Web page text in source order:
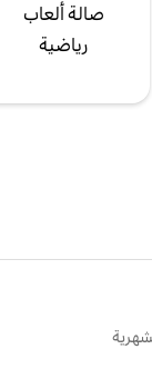
صالة ألعاب
رياضية